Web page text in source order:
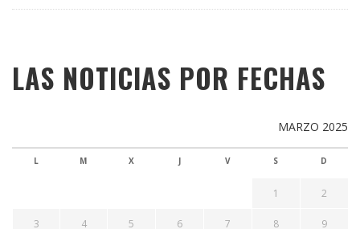
LAS NOTICIAS POR FECHAS
MARZO 2025
L M X J V S D
1 2
3 4 5 6 7 8 9